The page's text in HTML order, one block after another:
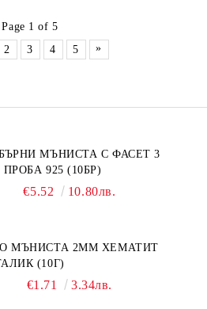
Page 1 of 5
2 3 4 5 »
МЪНИСТА С ФАСЕТ 3
ММ, ПРОБА 925 (10БР)
€5.52 10.80лв.
МЪНИСТА 2ММ ХЕМАТИТ
(10Г)
€1.71 3.34лв.